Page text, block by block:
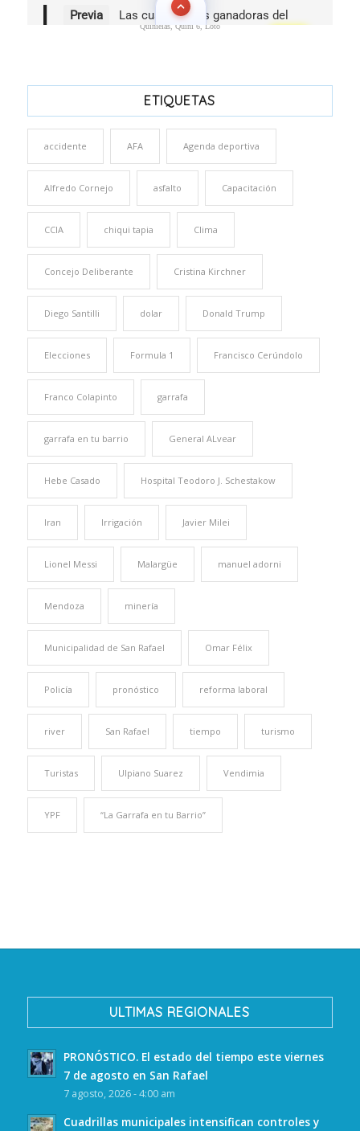
Quinielas, Quini 6, Loto
ETIQUETAS
accidente AFA Agenda deportiva
Alfredo Cornejo asfalto Capacitación
CCIA chiqui tapia Clima
Concejo Deliberante Cristina Kirchner
Diego Santilli dolar Donald Trump
Elecciones Formula 1 Francisco Cerúndolo
Franco Colapinto garrafa
garrafa en tu barrio General ALvear
Hebe Casado Hospital Teodoro J. Schestakow
Iran Irrigación Javier Milei
Lionel Messi Malargüe manuel adorni
Mendoza minería
Municipalidad de San Rafael Omar Félix
Policía pronóstico reforma laboral
river San Rafael tiempo turismo
Turistas Ulpiano Suarez Vendimia
YPF “La Garrafa en tu Barrio”
ULTIMAS REGIONALES
PRONÓSTICO. El estado del tiempo este viernes
7 de agosto en San Rafael
7 agosto, 2026 - 4:00 am
Cuadrillas municipales intensifican controles y